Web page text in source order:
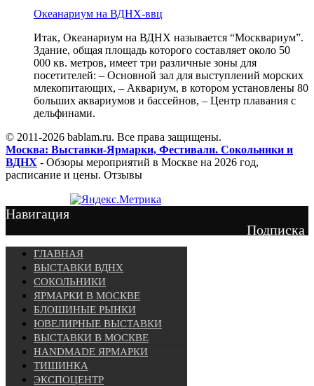
Океанариум на ВДНХ-ввц
Итак, Океанариум на ВДНХ называется “Москвариум”.
Здание, общая площадь которого составляет около 50
000 кв. метров, имеет три различные зоны для
посетителей: – Основной зал для выступлений морских
млекопитающих, – Аквариум, в котором установлены 80
больших аквариумов и бассейнов, – Центр плавания с
дельфинами.
© 2011-2026 bablam.ru. Все права защищены.
Москва: Выставки-Ярмарки, Фестивали. Сокольники и
ВДНХ - Обзоры мероприятий в Москве на 2026 год,
расписание и цены. Отзывы
Навигация
Подписка
ГЛАВНАЯ
ВЫСТАВКИ ВДНХ
СОКОЛЬНИКИ
ЯРМАРКИ В МОСКВЕ
БЛОШИНЫЕ РЫНКИ
ЮВЕЛИРНЫЕ ВЫСТАВКИ
ВЫСТАВКИ В МОСКВЕ
HANDMADE ЯРМАРКИ
ТИШИНКА
ЭКСПОЦЕНТР